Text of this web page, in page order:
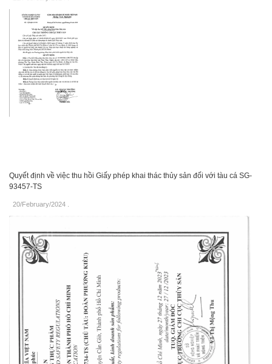
Quyết định về việc thu hồi Giấy phép khai thác thủy sản đối với tàu cá SG-
93457-TS
20/February/2024